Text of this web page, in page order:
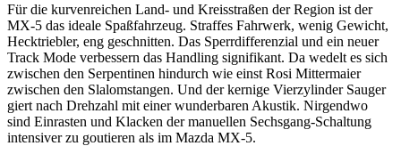
Für die kurvenreichen Land- und Kreisstraßen der Region ist der
MX-5 das ideale Spaßfahrzeug. Straffes Fahrwerk, wenig Gewicht,
Hecktriebler, eng geschnitten. Das Sperrdifferenzial und ein neuer
Track Mode verbessern das Handling signifikant. Da wedelt es sich
zwischen den Serpentinen hindurch wie einst Rosi Mittermaier
zwischen den Slalomstangen. Und der kernige Vierzylinder Sauger
giert nach Drehzahl mit einer wunderbaren Akustik. Nirgendwo
sind Einrasten und Klacken der manuellen Sechsgang-Schaltung
intensiver zu goutieren als im Mazda MX-5.